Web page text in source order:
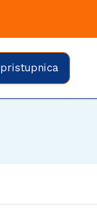
Sarajevo